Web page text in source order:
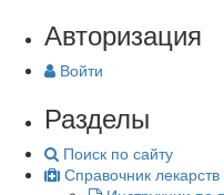
Авторизация
Войти
Разделы
Поиск по сайту
Справочник лекарств